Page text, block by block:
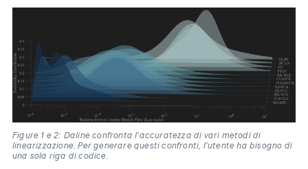
Figure 1 e 2: Daline confronta l'accuratezza di vari metodi di
linearizzazione. Per generare questi confronti, l'utente ha bisogno di
una sola riga di codice.